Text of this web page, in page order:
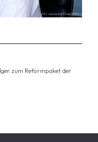
zum Reformpaket der